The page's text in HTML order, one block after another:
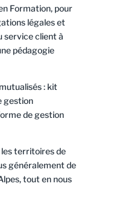
Formation, pour
légales et
service client à
pédagogie
: kit
gestion
de gestion
les territoires de
généralement de
tout en nous